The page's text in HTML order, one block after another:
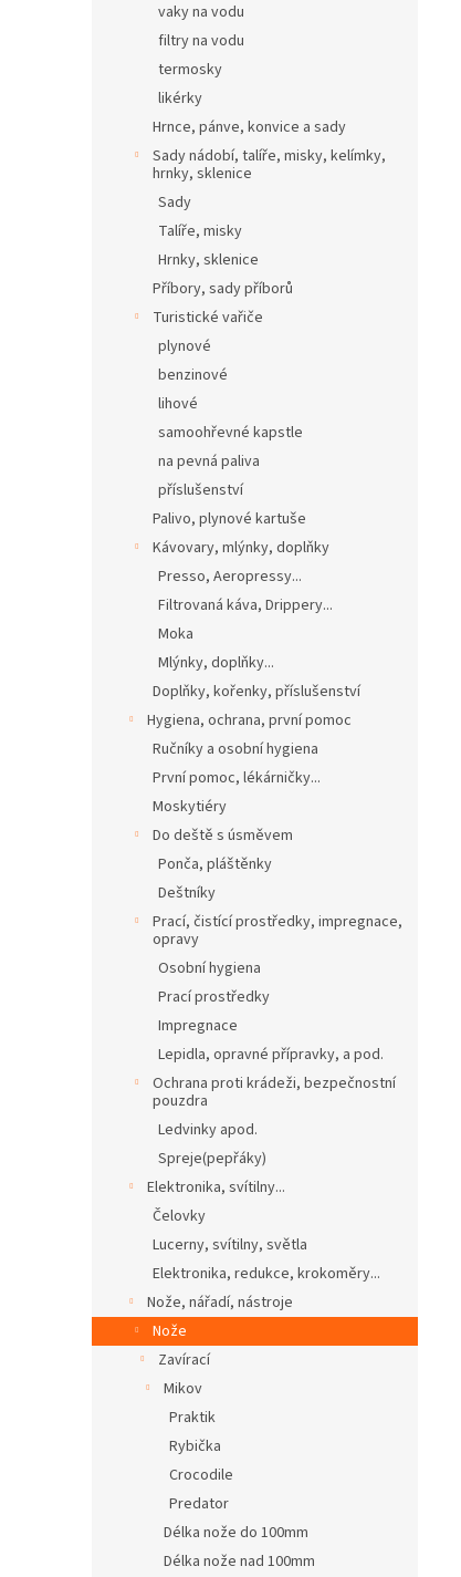
vaky na vodu
filtry na vodu
termosky
likérky
Hrnce, pánve, konvice a sady
Sady nádobí, talíře, misky, kelímky,
hrnky, sklenice
Sady
Talíře, misky
Hrnky, sklenice
Příbory, sady příborů
Turistické vařiče
plynové
benzinové
lihové
samoohřevné kapstle
na pevná paliva
příslušenství
Palivo, plynové kartuše
Kávovary, mlýnky, doplňky
Presso, Aeropressy...
Filtrovaná káva, Drippery...
Moka
Mlýnky, doplňky...
Doplňky, kořenky, příslušenství
Hygiena, ochrana, první pomoc
Ručníky a osobní hygiena
První pomoc, lékárničky...
Moskytiéry
Do deště s úsměvem
Ponča, pláštěnky
Deštníky
Prací, čistící prostředky, impregnace,
opravy
Osobní hygiena
Prací prostředky
Impregnace
Lepidla, opravné přípravky, a pod.
Ochrana proti krádeži, bezpečnostní
pouzdra
Ledvinky apod.
Spreje(pepřáky)
Elektronika, svítilny...
Čelovky
Lucerny, svítilny, světla
Elektronika, redukce, krokoměry...
Nože, nářadí, nástroje
Nože
Zavírací
Mikov
Praktik
Rybička
Crocodile
Predator
Délka nože do 100mm
Délka nože nad 100mm